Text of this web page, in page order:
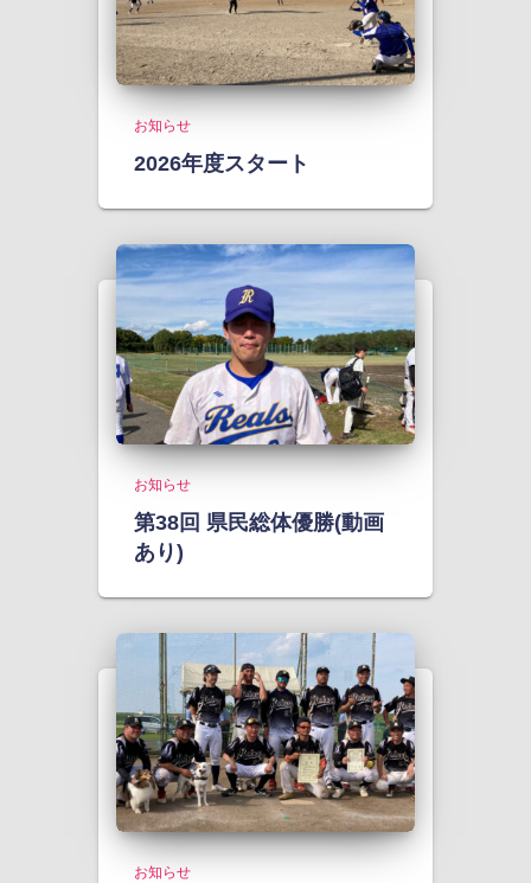
お知らせ
2026年度スタート
お知らせ
第38回 県民総体優勝(動画
あり)
お知らせ